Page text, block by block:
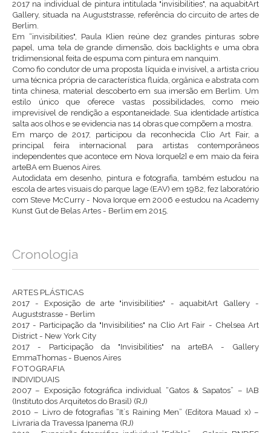
2017 na individual de pintura intitulada "invisibilities", na aquabitArt
Gallery, situada na Auguststrasse, referência do circuito de artes de
Berlim.
Em “invisibilities", Paula Klien reúne dez grandes pinturas sobre
papel, uma tela de grande dimensão, dois backlights e uma obra
tridimensional feita de espuma com pintura em nanquim.
Como fio condutor de uma proposta líquida e invisível, a artista criou
uma técnica própria de característica fluída, orgânica e abstrata com
tinta chinesa, material descoberto em sua imersão em Berlim. Um
estilo único que oferece vastas possibilidades, como meio
imprevisível de rendição a espontaneidade. Sua identidade artística
salta aos olhos e se evidencia nas 14 obras que compõem a mostra.
Em março de 2017, participou da reconhecida Clio Art Fair, a
principal feira internacional para artistas contemporâneos
independentes que acontece em Nova Iorque[2] e em maio da feira
arteBA em Buenos Aires.
Autodidata em desenho, pintura e fotografia, também estudou na
escola de artes visuais do parque lage (EAV) em 1982, fez laboratório
com Steve McCurry - Nova Iorque em 2006 e estudou na Academy
Kunst Gut de Belas Artes - Berlim em 2015.
Cronologia
ARTES PLÁSTICAS
2017 - Exposição de arte "invisibilities" - aquabitArt Gallery -
Auguststrasse - Berlim
2017 - Participação da "Invisibilities" na Clio Art Fair - Chelsea Art
District - New York City
2017 - Participação da "Invisibilities" na arteBA - Gallery
EmmaThomas - Buenos Aires
FOTOGRAFIA
INDIVIDUAIS
2007 – Exposição fotográfica individual “Gatos & Sapatos” – IAB
(Instituto dos Arquitetos do Brasil) (RJ)
2010 – Livro de fotografias “It`s Raining Men” (Editora Mauad x) –
Livraria da Travessa Ipanema (RJ)